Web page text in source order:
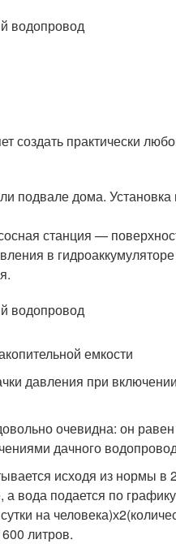
создать практически
подвале дома. Установка
станция —
в
емкости
давления при
очевидна: он
дачного
исходя из нормы в
вода подается по
на
литров.